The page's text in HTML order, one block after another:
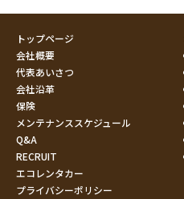
トップページ
会社概要
代表あいさつ
会社沿革
保険
メンテナンススケジュール
Q&A
RECRUIT
エコレンタカー
プライバシーポリシー